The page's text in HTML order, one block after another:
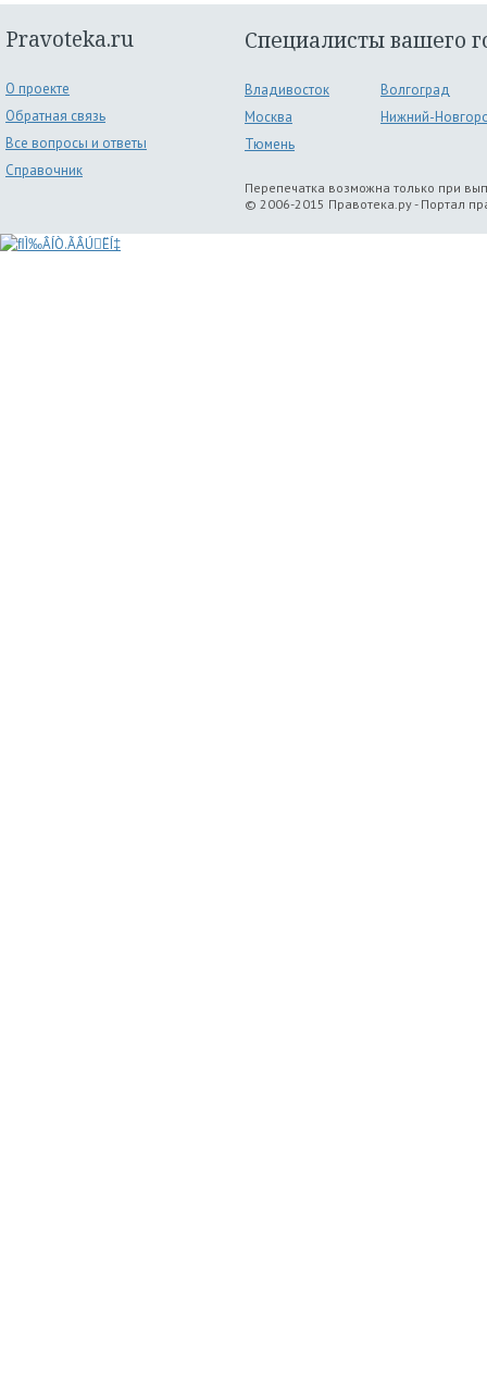
Pravoteka.ru
О проекте
Обратная связь
Все вопросы и ответы
Справочник
Специалисты вашего
Владивосток
Волгоград
Москва
Нижний-
Тюмень
Перепечатка возможна только при
© 2006-2015 Правотека.ру - Портал